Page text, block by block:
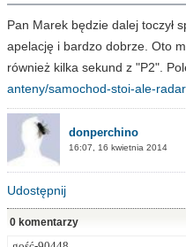
Pan Marek będzie dalej toczył
apelację i bardzo dobrze. Oto
również kilka sekund z "P2".
anteny/samochod-stoi-ale-
donperchino
16:07, 16 kwietnia 2014
Udostępnij
0 komentarzy